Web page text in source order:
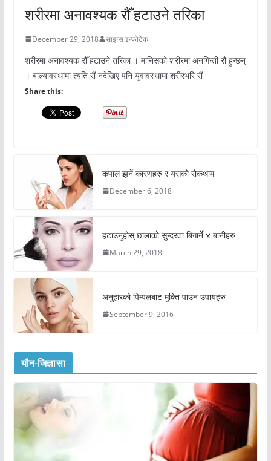
शरीरमा अनावश्यक रौँ हटाउने तरिका
December 29, 2018 साइन्स इन्फोटेक
शरीरमा अनावश्यक रौँ हटाउने तरिका । मानिसको शरीरमा अनगिन्ती रौं हुन्छन्
। बाल्यावस्थामा त्यति रौं नदेखिए पनि युवावस्थामा शरीरभरि रौं
Share this:
कपाल झर्ने कारणहरु र यसको रोकथाम
December 6, 2018
हटाउनुहोस् छालाको सुन्दरता बिगार्ने ४ बानीहरु
March 29, 2018
अनुहारको पिम्पलबाट मुक्ति पाउन उपायहरु
September 9, 2016
यौन-जिज्ञासा